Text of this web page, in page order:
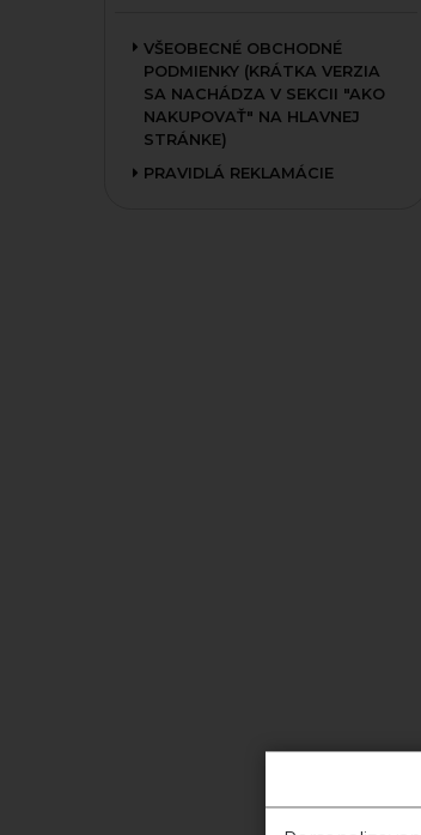
VŠEOBECNÉ OBCHODNÉ
PODMIENKY (KRÁTKA VERZIA
SA NACHÁDZA V SEKCII "AKO
NAKUPOVAŤ" NA HLAVNEJ
STRÁNKE)
PRAVIDLÁ REKLAMÁCIE